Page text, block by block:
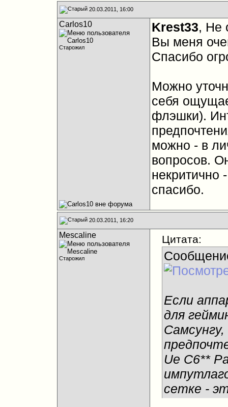
20.03.2011, 16:00
Carlos10
Старожил
Krest33, Не
Вы меня
Спасибо
Можно
себя
флэшки).
можно - в
вопросов.
некритично
спасибо.
20.03.2011, 16:20
Mescaline
Старожил
Цитата:
Если
для
Ue C6**
сетке -